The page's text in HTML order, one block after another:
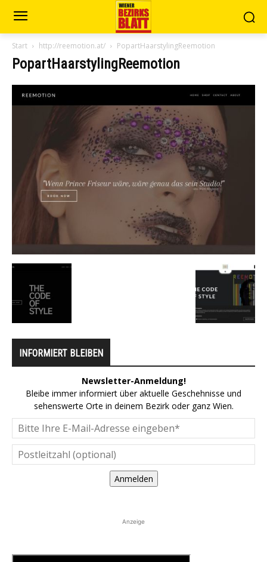
Start http://reemotion.at/ PopartHaarstylingReemotion
PopartHaarstylingReemotion
INFORMIERT BLEIBEN
Newsletter-Anmeldung!
Bleibe immer informiert über aktuelle Geschehnisse und
sehenswerte Orte in deinem Bezirk oder ganz Wien.
Anmelden
Anzeige